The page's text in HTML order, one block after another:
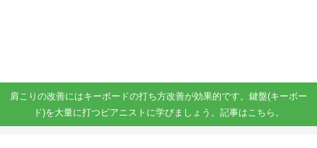
肩こりの改善にはキーボードの打ち方改善が効果的です。鍵盤(キーボー
ド)を大量に打つピアニストに学びましょう。記事はこちら。